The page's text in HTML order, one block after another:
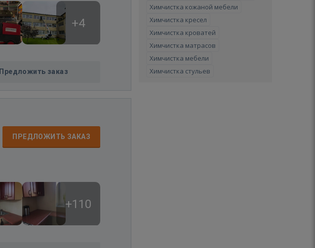
+4
Предложить заказ
ПРЕДЛОЖИТЬ ЗАКАЗ
+110
Химчистка кожаной мебели
Химчистка кресел
Химчистка кроватей
Химчистка матрасов
Химчистка мебели
Химчистка стульев